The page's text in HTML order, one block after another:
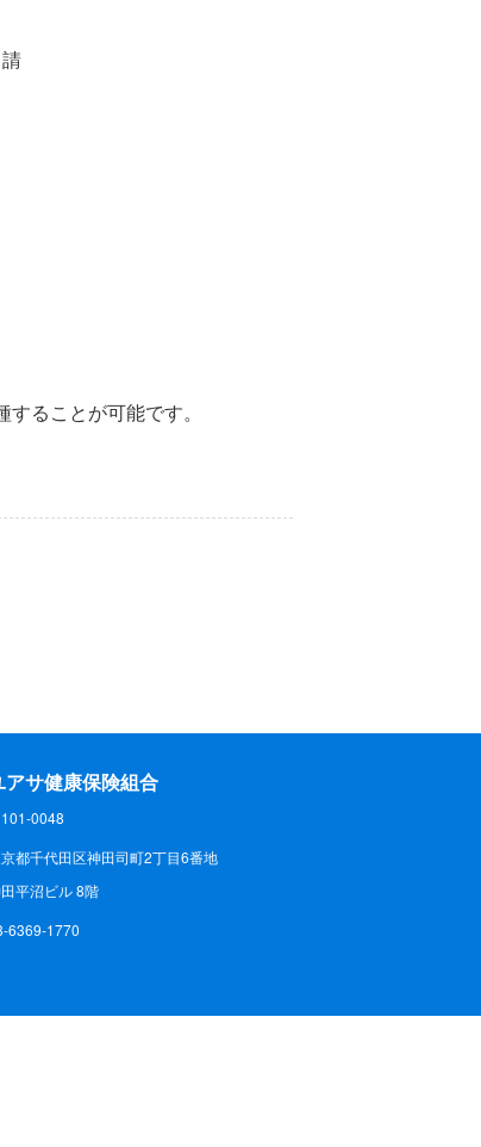
ることが可能です。
アサ健康保険組合
0048
都千代田区神田司町2丁目6番地
平沼ビル 8階
6369-1770